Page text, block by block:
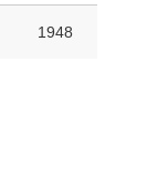
1948